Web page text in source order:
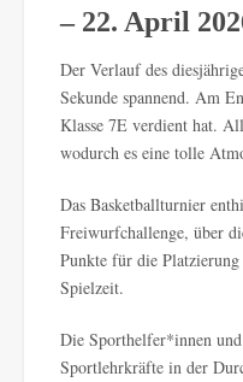
– 22. April
Der Verlauf des
Sekunde spannend. Am
Klasse 7E verdient hat.
wodurch es eine tolle
Das Basketballturnier
Freiwurfchallenge, über
Punkte für die
Spielzeit.
Die Sporthelfer*innen
Sportlehrkräfte in der